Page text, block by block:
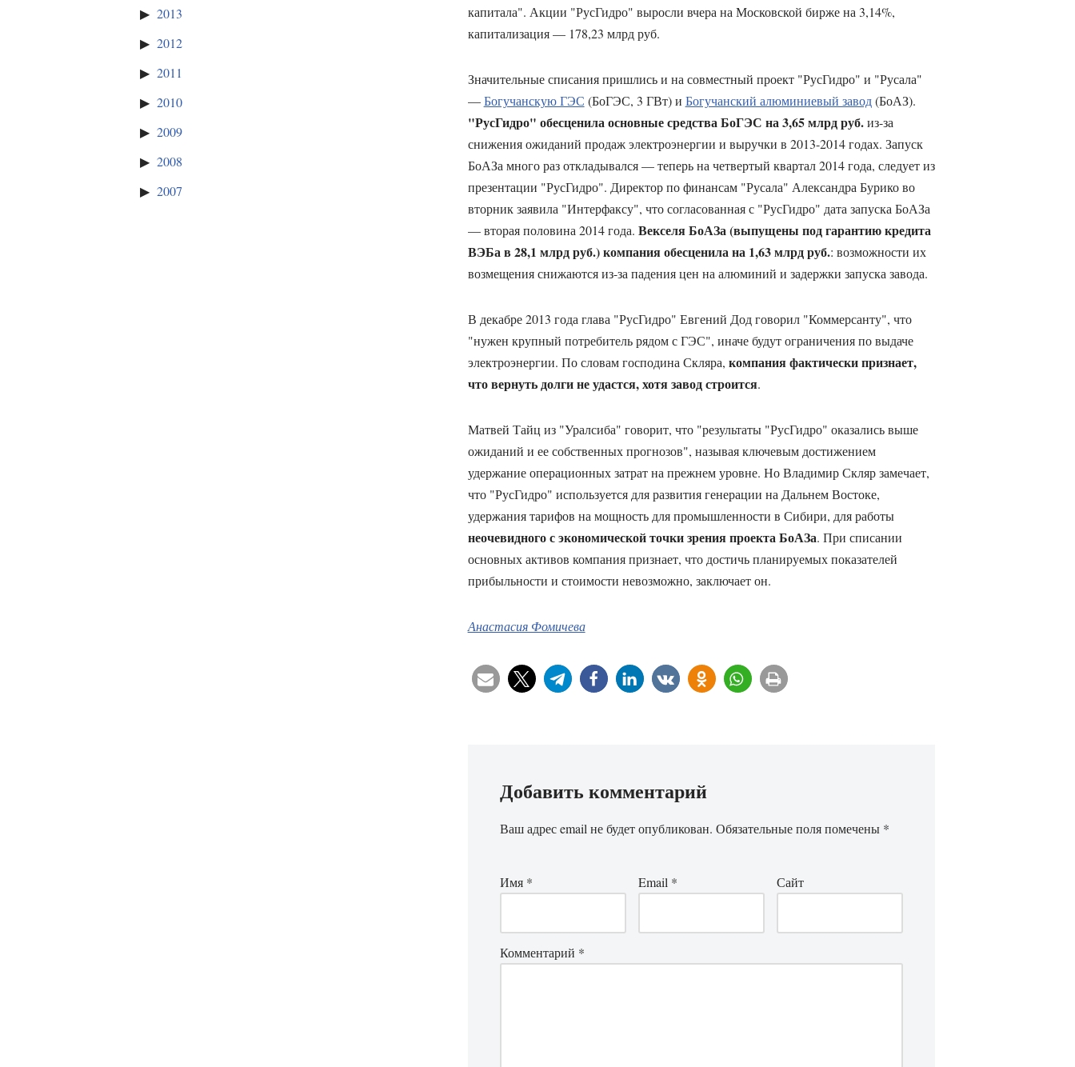
2013
2012
2011
2010
2009
2008
2007
капитала". Акции "РусГидро" выросли вчера на Московской бирже на 3,14%,
капитализация — 178,23 млрд руб.
Значительные списания пришлись и на совместный проект "РусГидро" и "Русала"
—Богучанскую ГЭС (БоГЭС, 3 ГВт) и Богучанский алюминиевый завод(БоАЗ).
"РусГидро" обесценила основные средства БоГЭС на 3,65 млрд руб.из-за
снижения ожиданий продаж электроэнергии и выручки в 2013-2014 годах. Запуск
БоАЗа много раз откладывался — теперь на четвертый квартал 2014 года, следует из
презентации "РусГидро". Директор по финансам "Русала" Александра Бурико во
вторник заявила "Интерфаксу", что согласованная с "РусГидро" дата запуска БоАЗа
— вторая половина 2014 года. Векселя БоАЗа (выпущены под гарантию кредита
ВЭБа в 28,1 млрд руб.) компания обесценила на 1,63 млрд руб.: возможности их
возмещения снижаются из-за падения цен на алюминий и задержки запуска завода.
В декабре 2013 года глава "РусГидро" Евгений Дод говорил "Коммерсанту", что
"нужен крупный потребитель рядом с ГЭС", иначе будут ограничения по выдаче
электроэнергии. По словам господина Скляра, компания фактически признает,
что вернуть долги не удастся, хотя завод строится.
Матвей Тайц из "Уралсиба" говорит, что "результаты "РусГидро" оказались выше
ожиданий и ее собственных прогнозов", называя ключевым достижением
удержание операционных затрат на прежнем уровне. Но Владимир Скляр замечает,
что "РусГидро" используется для развития генерации на Дальнем Востоке,
удержания тарифов на мощность для промышленности в Сибири, для работы
неочевидного с экономической точки зрения проекта БоАЗа. При списании
основных активов компания признает, что достичь планируемых показателей
прибыльности и стоимости невозможно, заключает он.
Анастасия Фомичева
Добавить комментарий
Ваш адрес email не будет опубликован. Обязательные поля помечены *
Имя * Email * Сайт
Комментарий *